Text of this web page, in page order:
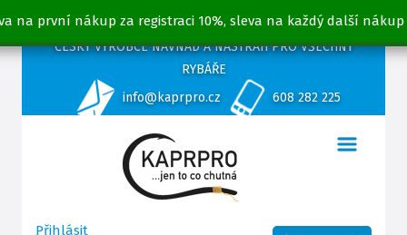
na první nákup za registraci 10%, sleva na každý další nákup
ČESKÝ VÝROBCE NÁVNAD A NÁSTRAH PRO VŠECHNY
RYBÁŘE
info@kaprpro.cz
608 282 225
Přihlásit